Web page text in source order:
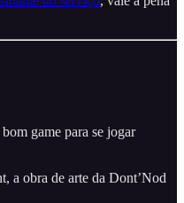
game para se jogar
a obra de arte da Dont’Nod